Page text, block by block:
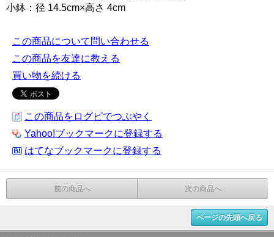
小鉢：径 14.5cm×高さ 4cm
この商品について問い合わせる
この商品を友達に教える
買い物を続ける
この商品をログピでつぶやく
Yahoo!ブックマークに登録する
はてなブックマークに登録する
前の商品へ 次の商品へ
ページの先頭へ戻る